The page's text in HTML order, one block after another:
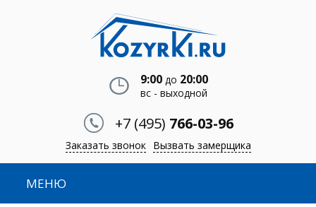
9:00до 20:00
вс - выходной
+7 (495) 766-03-96
Заказать звонок Вызвать замерщика
МЕНЮ